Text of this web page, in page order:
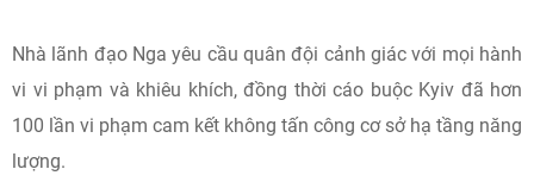
Nhà lãnh đạo Nga yêu cầu quân đội cảnh giác với mọi hành
vi vi phạm và khiêu khích, đồng thời cáo buộc Kyiv đã hơn
100 lần vi phạm cam kết không tấn công cơ sở hạ tầng năng
lượng.